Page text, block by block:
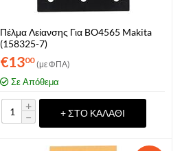
Πέλμα Λείανσης Για BO4565 Makita
(158325-7)
€1300 (με ΦΠΑ)
Σε Απόθεμα
+
−
+ ΣΤΟ ΚΑΛΆΘΙ